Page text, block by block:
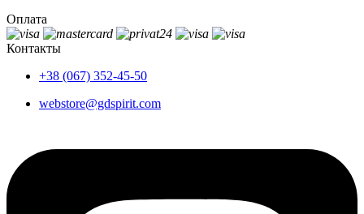
Оплата
Контакты
+38 (067) 352-45-50
webstore@gdspirit.com